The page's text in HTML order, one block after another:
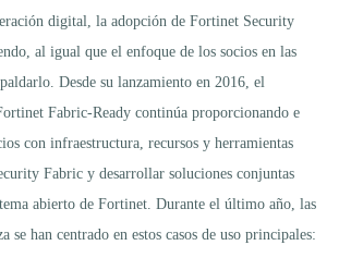
digital, la adopción de Fortinet Security
al igual que el enfoque de los socios en las
Desde su lanzamiento en 2016, el
Fabric-Ready continúa proporcionando e
con infraestructura, recursos y herramientas
Fabric y desarrollar soluciones conjuntas
abierto de Fortinet. Durante el último año, las
se han centrado en estos casos de uso principales: